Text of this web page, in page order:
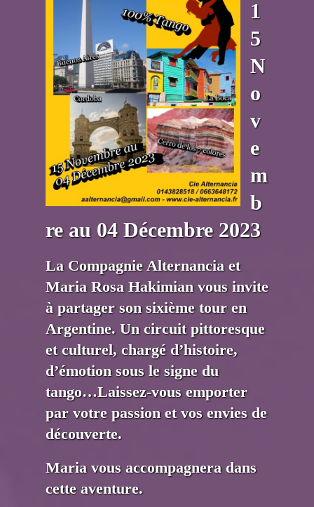
1
5
N
o
v
e
m
b
re au 04 Décembre 2023
La Compagnie Alternancia et
Maria Rosa Hakimian vous invite
à partager son sixième tour en
Argentine. Un circuit pittoresque
et culturel, chargé d’histoire,
d’émotion sous le signe du
tango…Laissez-vous emporter
par votre passion et vos envies de
découverte.
Maria vous accompagnera dans
cette aventure.